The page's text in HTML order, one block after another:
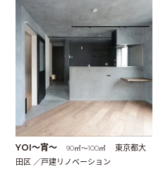
YOI〜宵〜 90㎡〜100㎡
東京都大
田区 ／戸建リノベーション